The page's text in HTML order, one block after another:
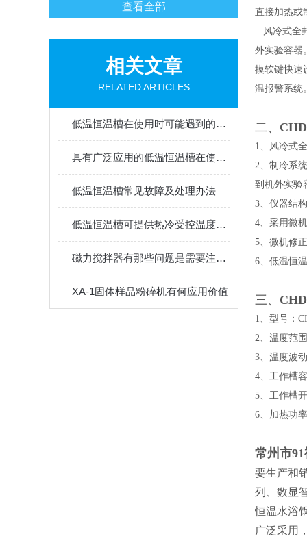
查看全部
相关文章
RELATED ARTICLES
低温恒温槽在使用时可能遇到的问题分析
具有广泛应用的低温恒温槽在使用时应注意哪些事项？
低温恒温槽常见故障及处理办法
低温恒温槽可提供热冷受控温度均匀恒定的场源
磁力搅拌器有那些问题是需要注意的
XA-1固体样品粉碎机有何应用价值
直接加热或
风冷式全
外实验容器
摸软键快速
温报警系统。
二、
1、风冷式
2、制冷系
到机外实验
3、仪器结
4、采用微
5、微机修
6、低温恒
三、
1、型号：
2、温度范
3、温度波
4、工作槽
5、工作槽
6、加热功
常州市
要生产和
列、数显
恒温水浴
广泛采用